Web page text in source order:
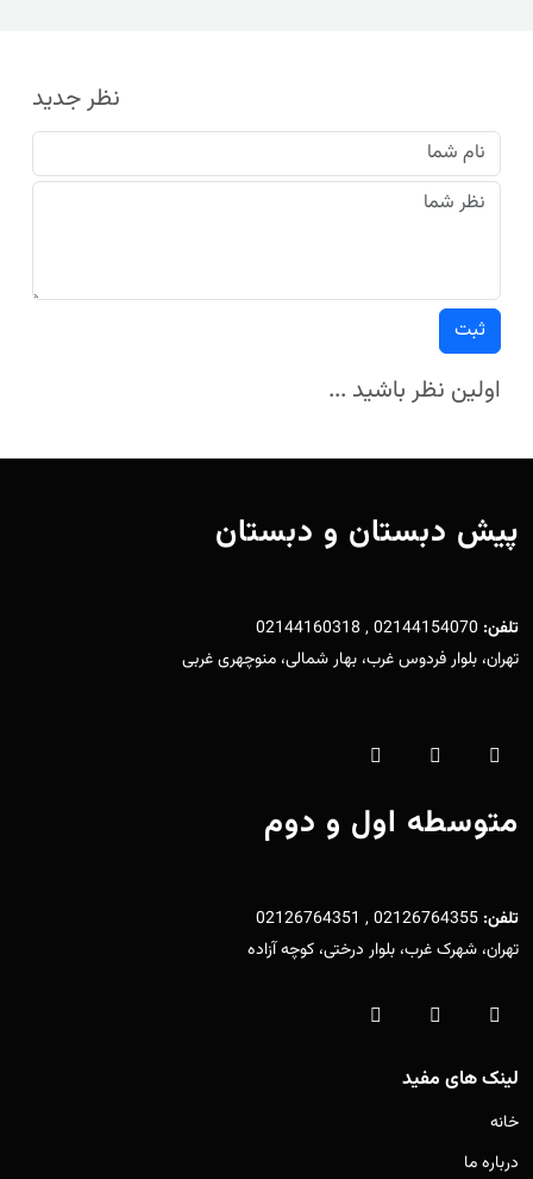
نظر جدید
ثبت
اولین نظر باشید ...
پیش دبستان و دبستان
تلفن: 02144154070 , 02144160318
تهران، بلوار فردوس غرب، بهار شمالی، منوچهری غربی
متوسطه اول و دوم
تلفن: 02126764355 , 02126764351
تهران، شهرک غرب، بلوار درختی، کوچه آزاده
لینک های مفید
خانه
درباره ما